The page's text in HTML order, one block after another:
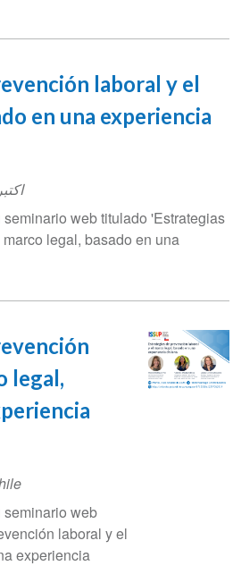
prevención laboral y el
en una
1 اکتبر 2024
su seminario web titulado
el marco legal, basado en una
prevención
legal,
,Chile
su seminario web
prevención laboral y el
una experiencia